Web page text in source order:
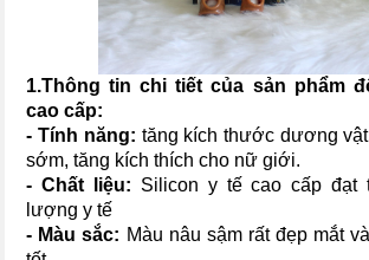
1.Thông tin chi tiết của sản phẩm đ
cao cấp:
- Tính năng: tăng kích thước dương
sớm, tăng kích thích cho nữ giới.
- Chất liệu: Silicon y tế cao cấp đạt
lượng y tế
- Màu sắc: Màu nâu sậm rất đẹp mắt